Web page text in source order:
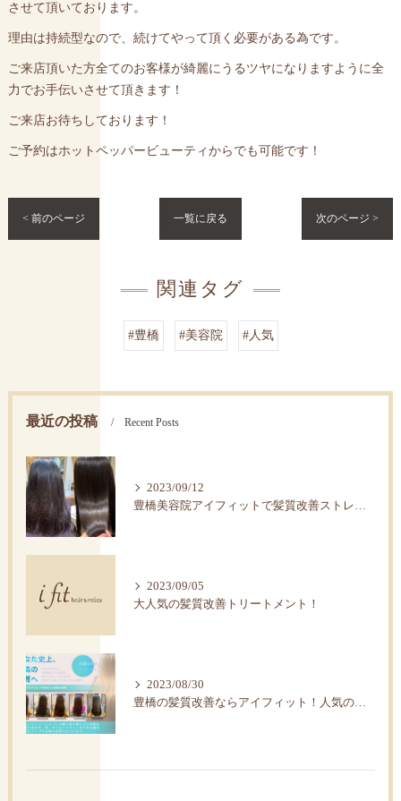
させて頂いております。
理由は持続型なので、続けてやって頂く必要がある為です。
ご来店頂いた方全てのお客様が綺麗にうるツヤになりますように全
力でお手伝いさせて頂きます！
ご来店お待ちしております！
ご予約はホットペッパービューティからでも可能です！
< 前のページ 一覧に戻る 次のページ >
関連タグ
#豊橋 #美容院 #人気
最近の投稿 Recent Posts
2023/09/12
豊橋美容院アイフィットで髪質改善ストレートで艶髪へ。
2023/09/05
大人気の髪質改善トリートメント！
2023/08/30
豊橋の髪質改善ならアイフィット！人気の水素トリートメント